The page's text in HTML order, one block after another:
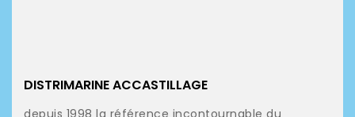
DISTRIMARINE ACCASTILLAGE